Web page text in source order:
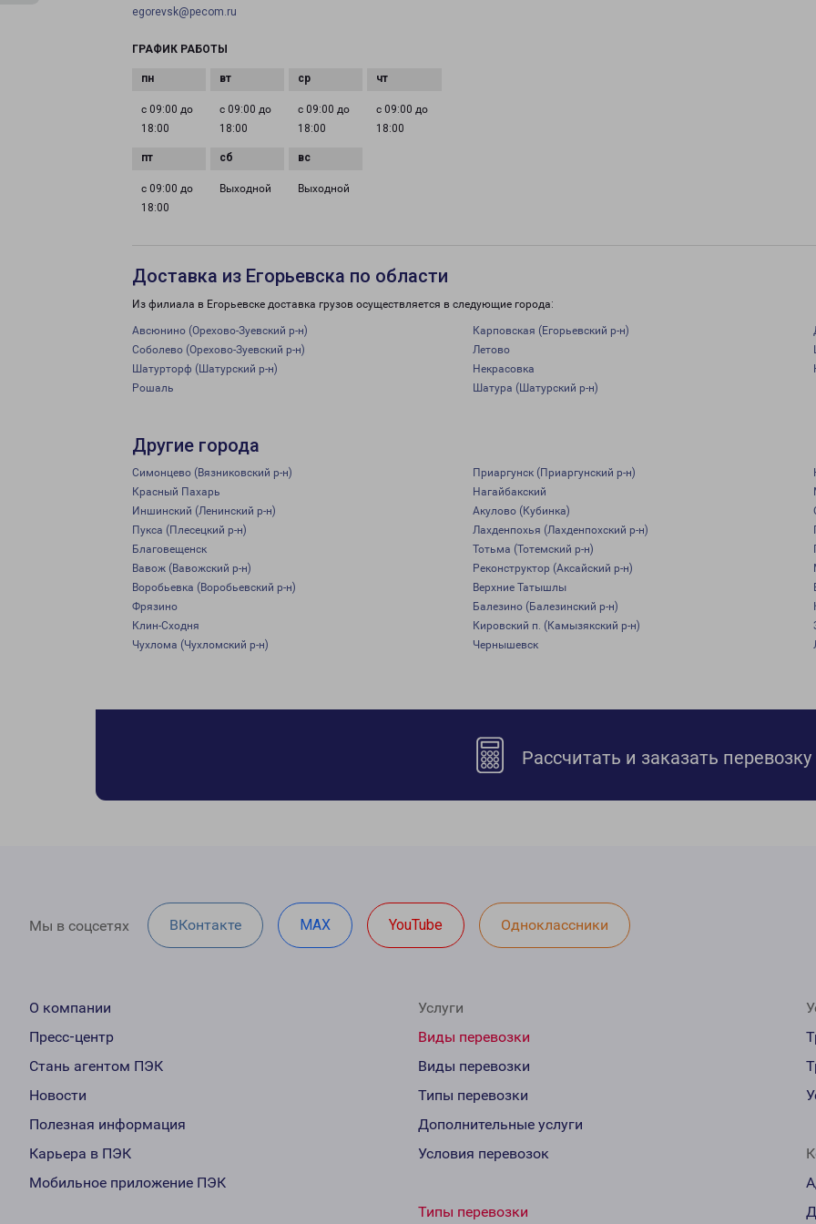
egorevsk@pecom.ru
ГРАФИК РАБОТЫ
с 09:00 до
18:00
с 09:00 до
18:00
с 09:00 до
18:00
с 09:00 до
18:00
с 09:00 до
18:00
Выходной Выходной
Доставка из Егорьевска по области
Из филиала в Егорьевске доставка грузов осуществляется в следующие города:
Авсюнино (Орехово-Зуевский р-н) Карповская (Егорьевский р-н)
Соболево (Орехово-Зуевский р-н)
Летово
Шатурторф (Шатурский р-н)
Некрасовка
Рошаль
Шатура (Шатурский р-н)
Другие города
Симонцево (Вязниковский р-н) Приаргунск (Приаргунский р-н)
Красный Пахарь
Нагайбакский
Иншинский (Ленинский р-н)
Акулово (Кубинка)
Пукса (Плесецкий р-н)
Лахденпохья (Лахденпохский р-н)
Благовещенск
Тотьма (Тотемский р-н)
Вавож (Вавожский р-н)
Реконструктор (Аксайский р-н)
Воробьевка (Воробьевский р-н)
Верхние Татышлы
Фрязино
Балезино (Балезинский р-н)
Клин-Сходня
Кировский п. (Камызякский р-н)
Чухлома (Чухломский р-н)
Чернышевск
Рассчитать и заказать перевозку
Мы в соцсетях ВКонтакте MAX YouTube Одноклассники
О компании
Пресс-центр
Стань агентом ПЭК
Новости
Полезная информация
Карьера в ПЭК
Мобильное приложение ПЭК
Услуги
Виды перевозки
Виды перевозки
Типы перевозки
Дополнительные услуги
Условия перевозок
Типы перевозки